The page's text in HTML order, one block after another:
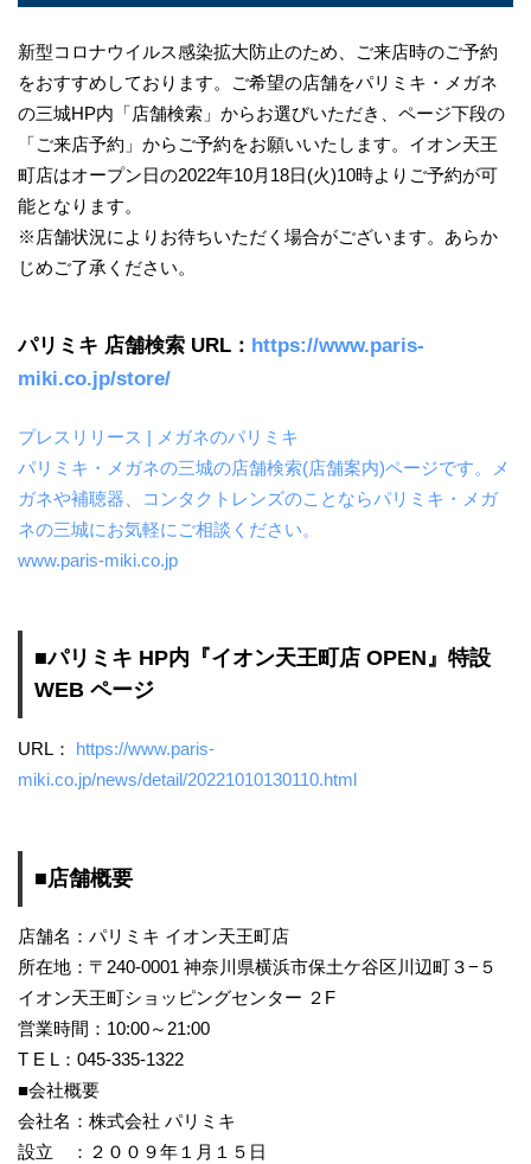
新型コロナウイルス感染拡大防止のため、ご来店時のご予約
をおすすめしております。ご希望の店舗をパリミキ・メガネ
の三城HP内「店舗検索」からお選びいただき、ページ下段の
「ご来店予約」からご予約をお願いいたします。イオン天王
町店はオープン日の2022年10月18日(火)10時よりご予約が可
能となります。
※店舗状況によりお待ちいただく場合がございます。あらか
じめご了承ください。
パリミキ 店舗検索 URL： https://www.paris-
miki.co.jp/store/
プレスリリース | メガネのパリミキ
パリミキ・メガネの三城の店舗検索(店舗案内)ページです。メ
ガネや補聴器、コンタクトレンズのことならパリミキ・メガ
ネの三城にお気軽にご相談ください。
www.paris-miki.co.jp
■パリミキ HP内『イオン天王町店 OPEN』特設
WEB ページ
URL： https://www.paris-
miki.co.jp/news/detail/20221010130110.html
■店舗概要
店舗名：パリミキ イオン天王町店
所在地：〒240-0001 神奈川県横浜市保土ケ谷区川辺町３−５
イオン天王町ショッピングセンター ２F
営業時間：10:00～21:00
T E L：045-335-1322
■会社概要
会社名：株式会社 パリミキ
設立 ：２００９年１月１５日